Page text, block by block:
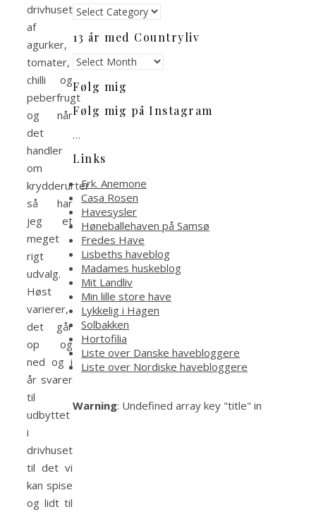
drivhuset
af
agurker,
tomater,
chilli og
peberfrugt
og når
det
handler
om
krydderurter
så har
jeg et
meget
rigt
udvalg.
Høst
varierer,
det går
op og
ned og i
år svarer
til
udbyttet
i
drivhuset
til det vi
kan spise
og lidt til
Kategorier
13 år med Countryliv
13
med
Countryliv
Følg mig
Følg mig på Instagram
…
Links
Frk. Anemone
Casa Rosen
Havesysler
Høneballehaven på Samsø
Fredes Have
Lisbeths haveblog
Madames huskeblog
Mit Landliv
Min lille store have
Lykkelig i Hagen
Solbakken
Hortofilia
Liste over Danske havebloggere
Liste over Nordiske havebloggere
Warning: Undefined array key "title" in